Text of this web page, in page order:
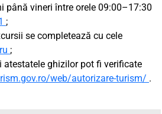
până vineri între orele 09:00–17:30
;
se completează cu cele
;
atestatele ghizilor pot fi verificate
web/autorizare-turism/ .